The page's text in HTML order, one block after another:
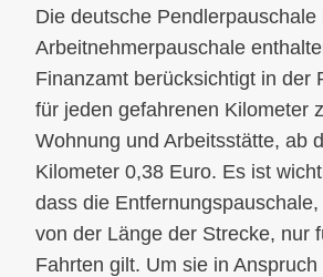
Die deutsche Pendlerpauschale
Arbeitnehmerpauschale
Finanzamt berücksichtigt in der
für jeden gefahrenen Kilometer
Wohnung und Arbeitsstätte, ab
Kilometer 0,38 Euro. Es ist
dass die
von der Länge der Strecke, nur
Fahrten gilt. Um sie in